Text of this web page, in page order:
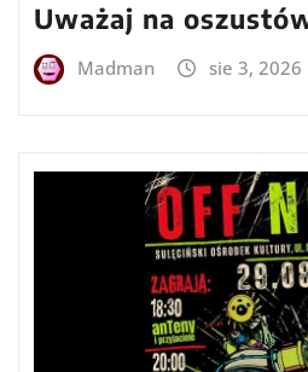
Uważaj na
Madman sie 3, 2026